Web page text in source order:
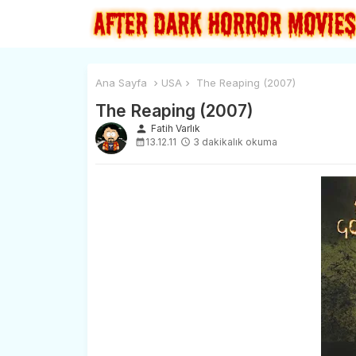
Ana Sayfa USA The Reaping (2007)
The Reaping (2007)
person Fatih Varlık
13.12.11
3 dakikalık okuma